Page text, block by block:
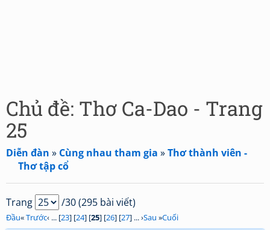
Chủ đề: Thơ Ca-Dao - Trang
25
Diễn đàn » Cùng nhau tham gia »Thơ thành viên -
Thơ tập cổ
Trang /30 (295 bài viết)
Đầu«Trước‹ ... [23] [24] [25] [26] [27] ... ›Sau »Cuối